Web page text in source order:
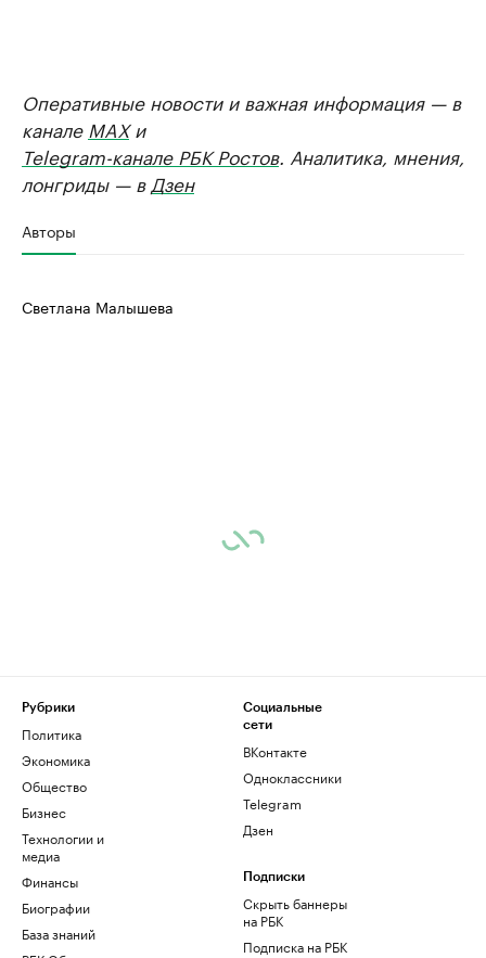
Оперативные новости и важная информация — в
канале MAXи
Telegram-канале РБК Ростов. Аналитика, мнения,
лонгриды — в Дзен
Авторы
Светлана Малышева
Рубрики
Политика
Экономика
Общество
Бизнес
Технологии и
медиа
Финансы
Биографии
База знаний
Социальные
сети
ВКонтакте
Одноклассники
Telegram
Дзен
Подписки
Скрыть баннеры
на РБК
Подписка на РБК